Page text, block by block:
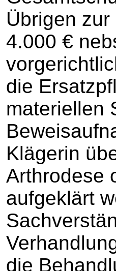
Übrigen
4.000 €
die
materiellen
Klägerin
Arthrodese
aufgeklärt
die